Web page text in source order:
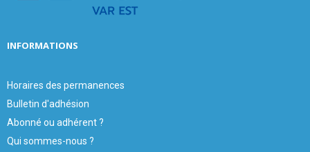
INFORMATIONS
Horaires des permanences
Bulletin d'adhésion
Abonné ou adhérent ?
Qui sommes-nous ?